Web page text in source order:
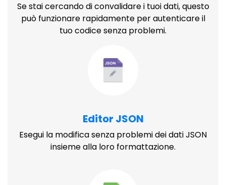
Se stai cercando di convalidare i tuoi dati, questo
può funzionare rapidamente per autenticare il
tuo codice senza problemi.
Editor JSON
Esegui la modifica senza problemi dei dati JSON
insieme alla loro formattazione.